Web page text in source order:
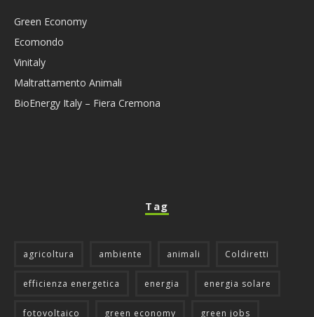
Green Economy
Ecomondo
Vinitaly
Maltrattamento Animali
BioEnergy Italy – Fiera Cremona
Tag
agricoltura ambiente animali Coldiretti
efficienza energetica energia energia solare
fotovoltaico green economy green jobs